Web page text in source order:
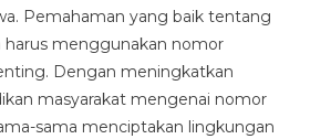
Pemahaman yang baik tentang
harus menggunakan nomor
Dengan meningkatkan
masyarakat mengenai nomor
sama menciptakan lingkungan